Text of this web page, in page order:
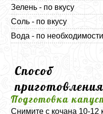
Зелень - по вкусу
Соль - по вкусу
Вода - по необходимости
Способ
приготовления
Подготовка
Снимите с кочана 10-12